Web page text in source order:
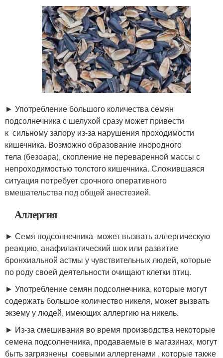
► Употребление большого количества семян
подсолнечника с шелухой сразу может привести
к сильному запору из-за нарушения проходимости
кишечника. Возможно образование инородного
тела (безоара), скопление не переваренной массы с
непроходимостью толстого кишечника. Сложившаяся
ситуация потребует срочного оперативного
вмешательства под общей анестезией.
Аллергия
► Семя подсолнечника может вызвать аллергическую
реакцию, анафилактический шок или развитие
бронхиальной астмы у чувствительных людей, которые
по роду своей деятельности очищают клетки птиц.
► Употребление семян подсолнечника, которые могут
содержать большое количество никеля, может вызвать
экзему у людей, имеющих аллергию на никель.
► Из-за смешивания во время производства некоторые
семена подсолнечника, продаваемые в магазинах, могут
быть загрязнены соевыми аллергенами , которые также